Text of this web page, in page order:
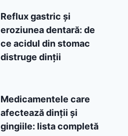
Reflux gastric și
eroziunea dentară: de
ce acidul din stomac
distruge dinții
Medicamentele care
afectează dinții și
gingiile: lista completă